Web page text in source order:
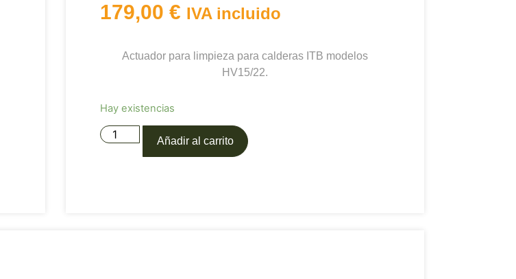
179,00 € IVA incluido
Actuador para limpieza para calderas ITB modelos
HV15/22.
Hay existencias
Añadir al carrito